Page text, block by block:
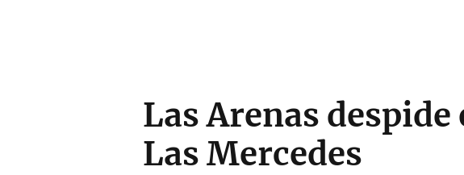
Las Arenas
Las Mercedes